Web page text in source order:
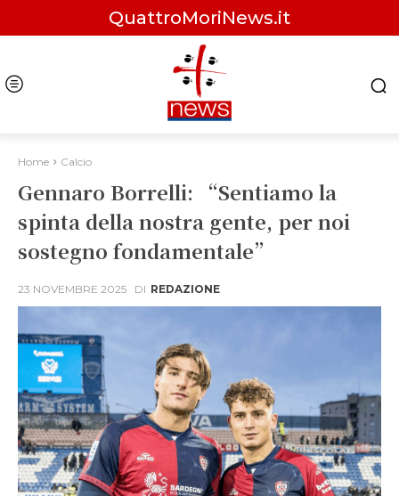
QuattroMoriNews.it
Home Calcio
Gennaro Borrelli: “Sentiamo la
spinta della nostra gente, per noi
sostegno fondamentale”
23 NOVEMBRE 2025 DI REDAZIONE